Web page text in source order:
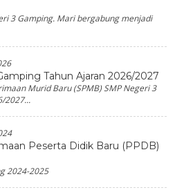
3 Gamping. Mari bergabung menjadi
Tahun Ajaran 2026/2027
Murid Baru (SPMB) SMP Negeri 3
2027...
Peserta Didik Baru (PPDB)
2024-2025